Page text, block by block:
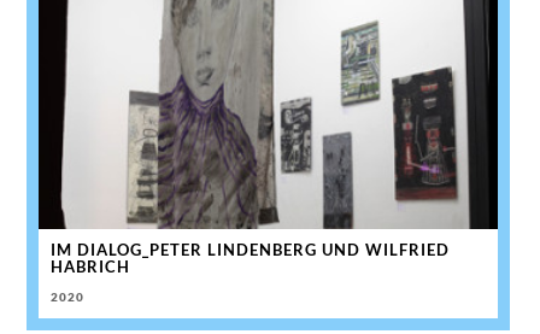
IM DIALOG_PETER LINDENBERG UND WILFRIED
HABRICH
2020